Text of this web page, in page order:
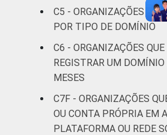
Fonte: CGI.br/NIC.br,
Estudos para o
Sociedade da Informação
Pesquisa sobre o uso das
informação e comunicação
Organizações Sem Fins
C5 - ORGANIZAÇÕES
POR TIPO DE DOMÍNIO
C6 - ORGANIZAÇÕES
REGISTRAR UM
MESES
C7F - ORGANIZAÇÕES
OU CONTA PRÓPRIA EM
PLATAFORMA OU REDE